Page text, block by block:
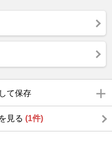
て保存
見る (1件)